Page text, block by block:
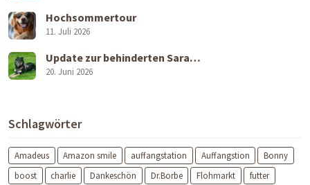
Hochsommertour
11. Juli 2026
Update zur behinderten Sara…
20. Juni 2026
Schlagwörter
Amadeus Amazon smile auffangstation Auffangstion
Bonny
boost
charlie Dankeschön Dr.Borbe Flohmarkt
futter